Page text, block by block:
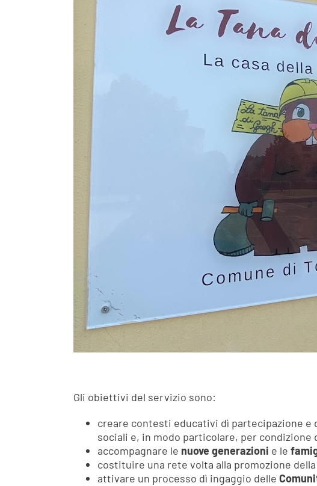
Gli obiettivi del servizio sono:
creare contesti educativi dì partecipazione e
sociali e, in modo particolare, per condizione
accompagnare le nuove generazioni e le
costituire una rete volta alla promozione della
attivare un processo dì ingaggio delle